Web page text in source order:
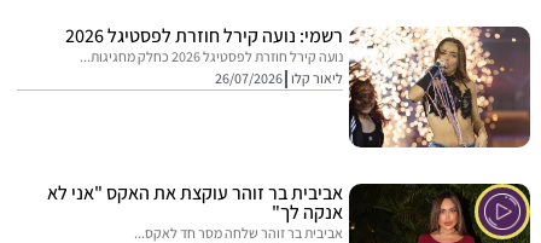
רשמי: נועה קירל חוזרת לפסטיגל 2026
נועה קירל חוזרת לפסטיגל 2026 כחלק מחגיגות...
ליאור קלו 26/07/2026
אביבית בר זוהר עוקצת את האקס "אני לא
אנקה לך"
אביבית בר זוהר שלחה מסר חד לאקס...